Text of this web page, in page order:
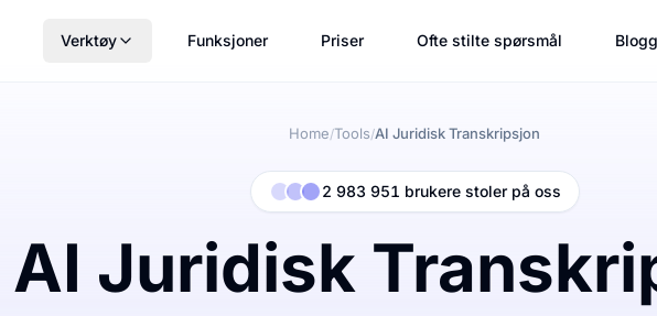
Verktøy Funksjoner Priser Ofte stilte spørsmål Blogg
Home/Tools/AI Juridisk Transkripsjon
2 983 951 brukere stoler på oss
AI Juridisk